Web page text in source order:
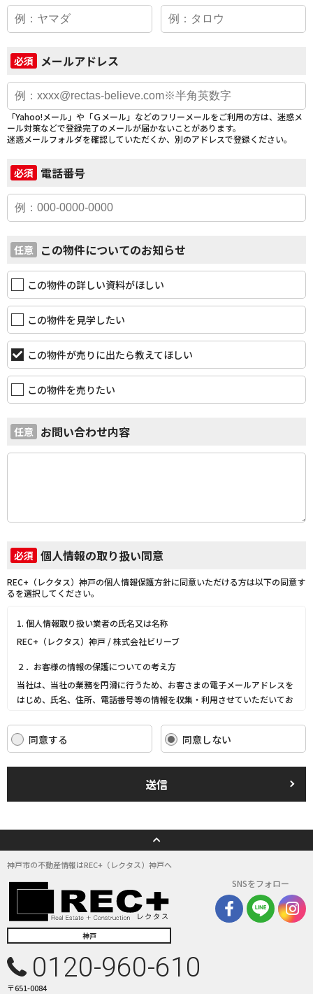
必須 メールアドレス
「Yahoo!メール」や「Ｇメール」などのフリーメールをご利用の方は、迷惑メ
ール対策などで登録完了のメールが届かないことがあります。
迷惑メールフォルダを確認していただくか、別のアドレスで登録ください。
必須 電話番号
任意 この物件についてのお知らせ
この物件の詳しい資料がほしい
この物件を見学したい
この物件が売りに出たら教えてほしい
この物件を売りたい
任意 お問い合わせ内容
必須 個人情報の取り扱い同意
REC+（レクタス）神戸の個人情報保護方針に同意いただける方は以下の同意す
るを選択してください。
1. 個人情報取り扱い業者の氏名又は名称
REC+（レクタス）神戸 / 株式会社ビリーブ
２．お客様の情報の保護についての考え方
当社は、当社の業務を円滑に行うため、お客さまの電子メールアドレスを
はじめ、氏名、住所、電話番号等の情報を収集・利用させていただいてお
当社は、これらのお客さまの個人情報（以下「お客さま情報」といいま
す。）の適正な保護を重大な責務と認識し、この責務を果たすために、次
法令を遵守し、適切に取り扱います。また、適宜取扱いの改善に努めま
す。
ます。また、取引先等に対しても適切にお客さま情報を取り扱うように要
(3) お客さま情報の収集に際しては、利用目的を特定して通知または公表
(4) お客さま情報の漏洩、紛失、改ざん等を防止するために必要な 対策を
講じて適切な管理を行います。
(5) 保有するお客さま情報について、お客さま本人からの開示、訂正、削
除、利用停止の依頼を所定の窓口でお受けして、誠意をもって対応いたし
具体的には、以下の内容に従ってお客さま情報の取り扱いをいたします。
３．お客様の情報の利用目的
同意する 同意しない
送信
神戸市の不動産情報はREC+（レクタス）神戸へ
神戸
SNSをフォロー
0120-960-610
〒651-0084